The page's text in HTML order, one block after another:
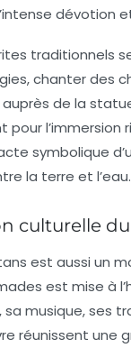
dévotion
traditionnels
chanter des
de la
pour
symbolique
la terre et l’eau.
culturelle
est aussi un
est mise à
sa musique, ses
réunissent une